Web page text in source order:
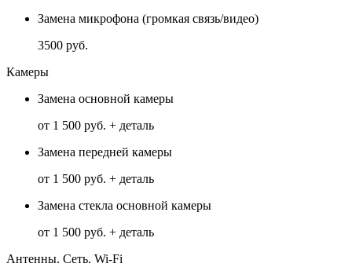
Замена микрофона (громкая связь/видео)
3500 руб.
Камеры
Замена основной камеры
от 1 500 руб. + деталь
Замена передней камеры
от 1 500 руб. + деталь
Замена стекла основной камеры
от 1 500 руб. + деталь
Антенны. Сеть. Wi-Fi